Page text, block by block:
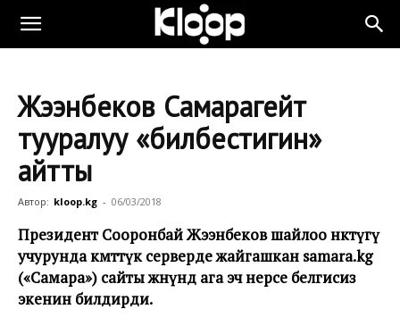
Жээнбеков Самарагейт
тууралуу «билбестигин»
айтты
Автор: kloop.kg - 06/03/2018
Президент Сооронбай Жээнбеков шайлоо өнөктүгү
учурунда өкмөттүк серверде жайгашкан samara.kg
(«Самара») сайты жөнүндө ага эч нерсе белгисиз
экенин билдирди.